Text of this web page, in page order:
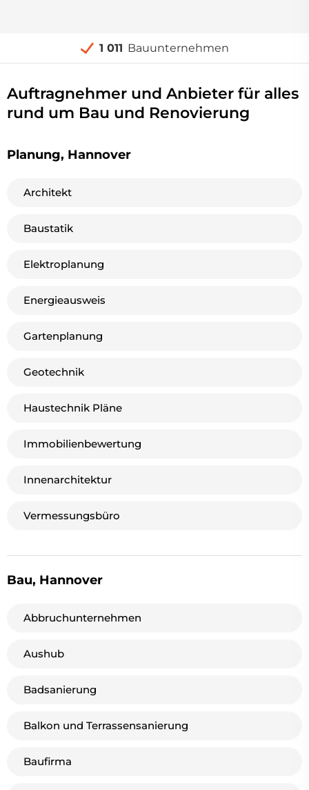
1 011 Bauunternehmen
Auftragnehmer und Anbieter für alles
rund um Bau und Renovierung
Planung, Hannover
Architekt
Baustatik
Elektroplanung
Energieausweis
Gartenplanung
Geotechnik
Haustechnik Pläne
Immobilienbewertung
Innenarchitektur
Vermessungsbüro
Bau, Hannover
Abbruchunternehmen
Aushub
Badsanierung
Balkon und Terrassensanierung
Baufirma